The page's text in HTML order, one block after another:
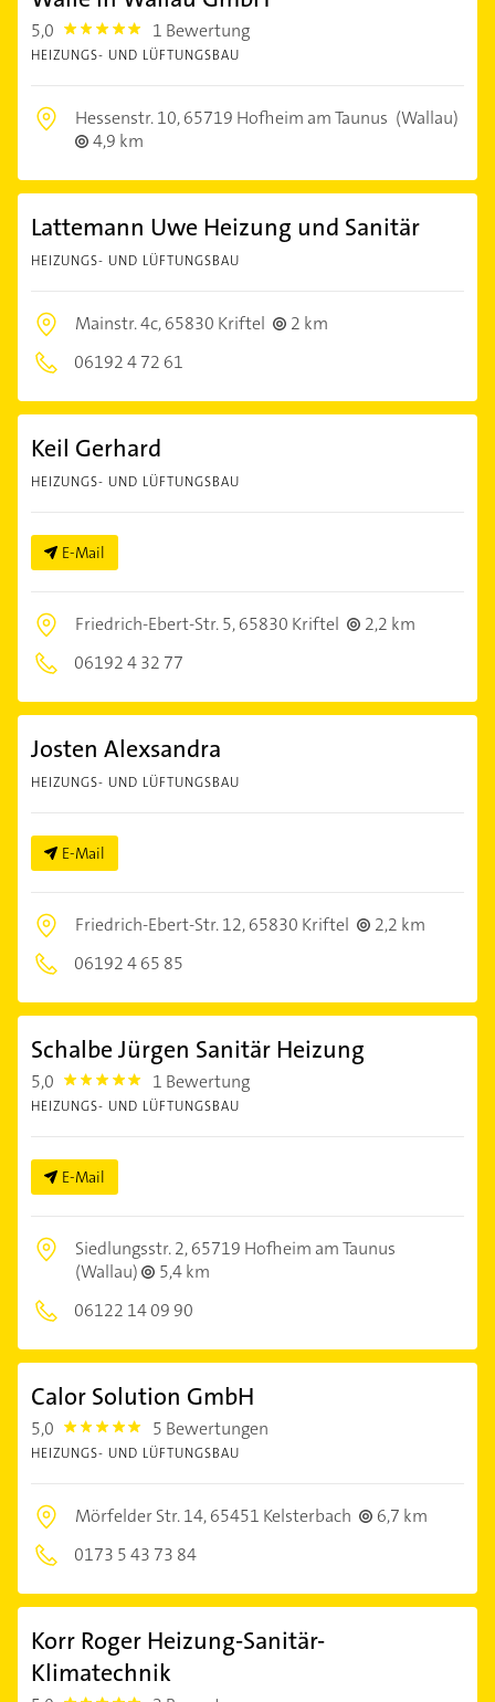
5,0 5.0 1 Bewertung
HEIZUNGS- UND LÜFTUNGSBAU
Hessenstr. 10,65719 Hofheim am Taunus (Wallau)
4,9 km
Lattemann Uwe Heizung und Sanitär
HEIZUNGS- UND LÜFTUNGSBAU
Mainstr. 4c,65830 Kriftel
2 km
06192 4 72 61
Keil Gerhard
HEIZUNGS- UND LÜFTUNGSBAU
E-Mail
Friedrich-Ebert-Str. 5,65830 Kriftel
2,2 km
06192 4 32 77
Josten Alexsandra
HEIZUNGS- UND LÜFTUNGSBAU
E-Mail
Friedrich-Ebert-Str. 12,65830 Kriftel
2,2 km
06192 4 65 85
Schalbe Jürgen Sanitär Heizung
5,0 5.0 1 Bewertung
HEIZUNGS- UND LÜFTUNGSBAU
E-Mail
Siedlungsstr. 2,65719 Hofheim am Taunus
(Wallau)
5,4 km
06122 14 09 90
Calor Solution GmbH
5,0 5.0 5 Bewertungen
HEIZUNGS- UND LÜFTUNGSBAU
Mörfelder Str. 14,65451 Kelsterbach
6,7 km
0173 5 43 73 84
Korr Roger Heizung-Sanitär-
Klimatechnik